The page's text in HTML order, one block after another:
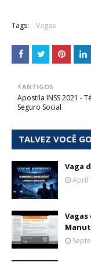
Tags: Vagas
ANTIGOS
Apostila INSS 2021 -
Seguro Social
TALVEZ VOCÊ
Vaga
April